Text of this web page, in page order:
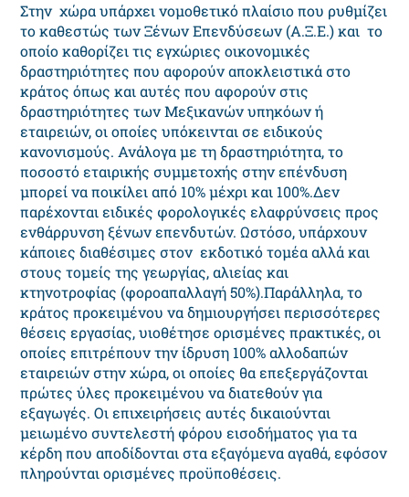
Στην χώρα υπάρχει νομοθετικό πλαίσιο που ρυθμίζει
το καθεστώς των Ξένων Επενδύσεων (Α.Ξ.Ε.) και το
οποίο καθορίζει τις εγχώριες οικονομικές
δραστηριότητες που αφορούν αποκλειστικά στο
κράτος όπως και αυτές που αφορούν στις
δραστηριότητες των Μεξικανών υπηκόων ή
εταιρειών, οι οποίες υπόκεινται σε ειδικούς
κανονισμούς. Ανάλογα με τη δραστηριότητα, το
ποσοστό εταιρικής συμμετοχής στην επένδυση
μπορεί να ποικίλει από 10% μέχρι και 100%.Δεν
παρέχονται ειδικές φορολογικές ελαφρύνσεις προς
ενθάρρυνση ξένων επενδυτών. Ωστόσο, υπάρχουν
κάποιες διαθέσιμες στον εκδοτικό τομέα αλλά και
στους τομείς της γεωργίας, αλιείας και
κτηνοτροφίας (φοροαπαλλαγή 50%).Παράλληλα, το
κράτος προκειμένου να δημιουργήσει περισσότερες
θέσεις εργασίας, υιοθέτησε ορισμένες πρακτικές, οι
οποίες επιτρέπουν την ίδρυση 100% αλλοδαπών
εταιρειών στην χώρα, οι οποίες θα επεξεργάζονται
πρώτες ύλες προκειμένου να διατεθούν για
εξαγωγές. Οι επιχειρήσεις αυτές δικαιούνται
μειωμένο συντελεστή φόρου εισοδήματος για τα
κέρδη που αποδίδονται στα εξαγόμενα αγαθά, εφόσον
πληρούνται ορισμένες προϋποθέσεις.